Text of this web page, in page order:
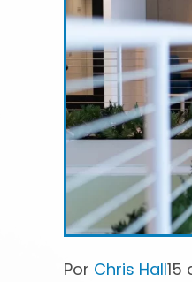
Autor
Por Chris Hall15